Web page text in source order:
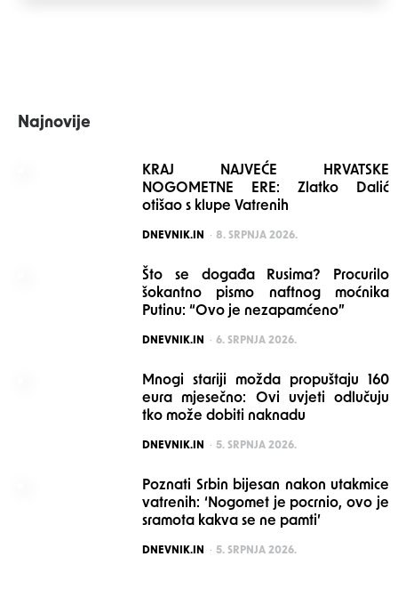
Najnovije
KRAJ NAJVEĆE HRVATSKE
NOGOMETNE ERE: Zlatko Dalić
otišao s klupe Vatrenih
POSTED
DNEVNIK.IN 8. SRPNJA 2026.
Što se događa Rusima? Procurilo
šokantno pismo naftnog moćnika
Putinu: “Ovo je nezapamćeno”
POSTED
DNEVNIK.IN 6. SRPNJA 2026.
Mnogi stariji možda propuštaju 160
eura mjesečno: Ovi uvjeti odlučuju
tko može dobiti naknadu
POSTED
DNEVNIK.IN 5. SRPNJA 2026.
Poznati Srbin bijesan nakon utakmice
vatrenih: ‘Nogomet je pocrnio, ovo je
sramota kakva se ne pamti’
POSTED
DNEVNIK.IN 5. SRPNJA 2026.